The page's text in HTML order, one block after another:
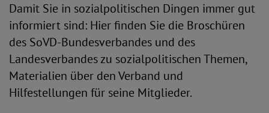
Damit Sie in sozialpolitischen Dingen immer gut
informiert sind: Hier finden Sie die Broschüren
des SoVD-Bundesverbandes und des
Landesverbandes zu sozialpolitischen Themen,
Materialien über den Verband und
Hilfestellungen für seine Mitglieder.